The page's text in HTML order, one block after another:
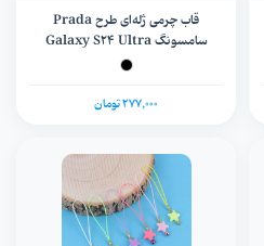
قاب چرمی ژله‌ای طرح Prada
سامسونگ Galaxy S24 Ultra
277,000 تومان